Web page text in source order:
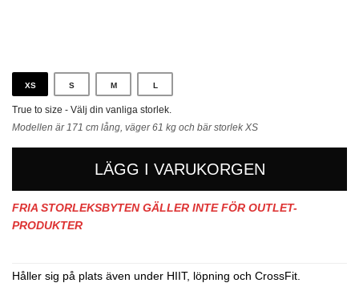
XS S M L
True to size - Välj din vanliga storlek.
Modellen är 171 cm lång, väger 61 kg och bär storlek XS
LÄGG I VARUKORGEN
FRIA STORLEKSBYTEN GÄLLER INTE FÖR OUTLET-
PRODUKTER
Håller sig på plats även under HIIT, löpning och CrossFit.